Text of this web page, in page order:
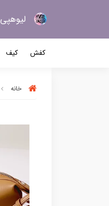
لیو‌هپی
کفش کیف
خانه